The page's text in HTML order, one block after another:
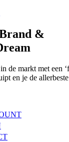
&
de markt met een
en je de